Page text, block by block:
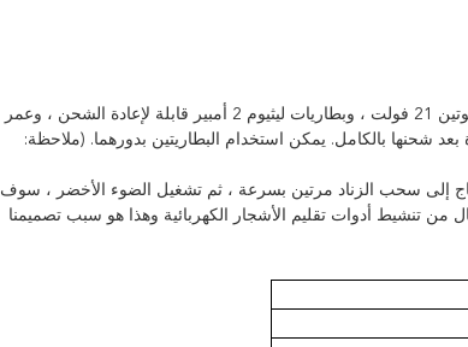
[بطاريات ليثيوم قابلة لإعادة الشحن طويلة العمر] - تحتوي المقصات الكهربائية على عبوتين 21 فولت ، وبطاريات ليثيوم 2 أمبير قابلة لإعادة الشحن ، وعمر
، وشحن سريع لمدة 1.5 ساعة ، وقطع العمل المستمر حوالي 6000 مرة بعد شحنها بالكامل. يمكن استخدام البطاريتين بدورهما. (ملاحظة:
إلى سحب الزناد مرتين بسرعة ، ثم تشغيل الضوء الأخضر ، سوف
تنشيط أدوات تقليم الأشجار الكهربائية وهذا هو سبب تصميمنا